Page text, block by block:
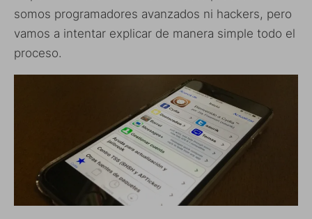
somos programadores avanzados ni hackers, pero
vamos a intentar explicar de manera simple todo el
proceso.